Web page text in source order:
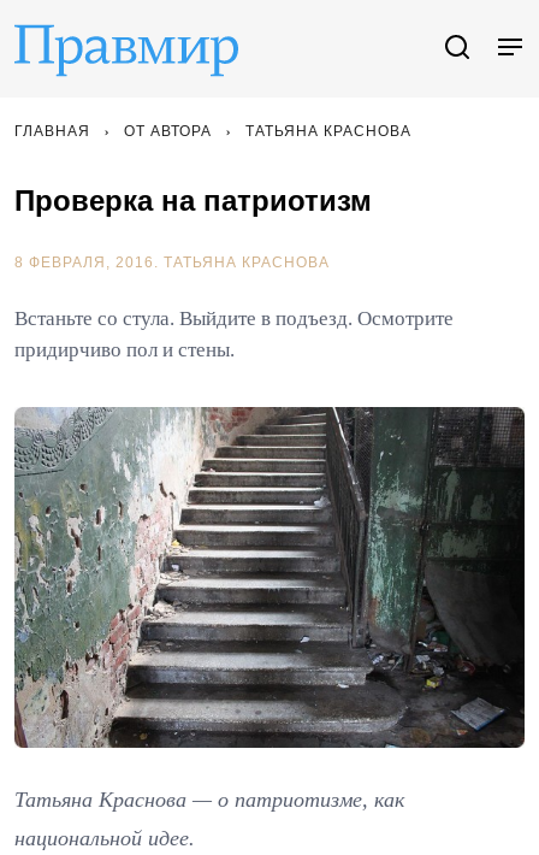
ГЛАВНАЯ ОТ АВТОРА ТАТЬЯНА КРАСНОВА
Проверка на патриотизм
8 ФЕВРАЛЯ, 2016. ТАТЬЯНА КРАСНОВА
Встаньте со стула. Выйдите в подъезд. Осмотрите
придирчиво пол и стены.
Татьяна Краснова — о патриотизме, как
национальной идее.